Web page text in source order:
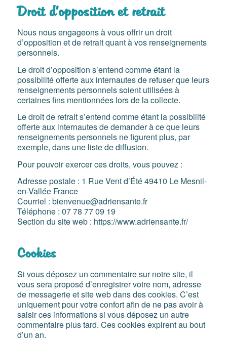
Droit d’opposition et retrait
Nous nous engageons à vous offrir un droit
d’opposition et de retrait quant à vos renseignements
personnels.
Le droit d’opposition s’entend comme étant la
possibilité offerte aux internautes de refuser que leurs
renseignements personnels soient utilisées à
certaines fins mentionnées lors de la collecte.
Le droit de retrait s’entend comme étant la possibilité
offerte aux internautes de demander à ce que leurs
renseignements personnels ne figurent plus, par
exemple, dans une liste de diffusion.
Pour pouvoir exercer ces droits, vous pouvez :
Adresse postale : 1 Rue Vent d’Été 49410 Le Mesnil-
en-Vallée France
Courriel : bienvenue@adriensante.fr
Téléphone : 07 78 77 09 19
Section du site web : https://www.adriensante.fr/
Cookies
Si vous déposez un commentaire sur notre site, il
vous sera proposé d’enregistrer votre nom, adresse
de messagerie et site web dans des cookies. C’est
uniquement pour votre confort afin de ne pas avoir à
saisir ces informations si vous déposez un autre
commentaire plus tard. Ces cookies expirent au bout
d’un an.